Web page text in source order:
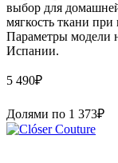
выбор для
мягкость ткани при
Параметры модели
Иcпaнии.
5 490₽
Долями по 1 373₽